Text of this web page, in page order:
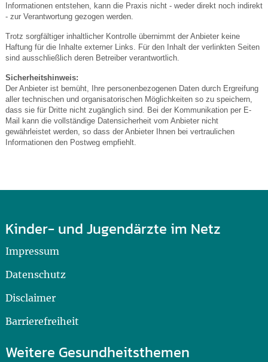
Informationen entstehen, kann die Praxis nicht - weder direkt noch indirekt
- zur Verantwortung gezogen werden.
Trotz sorgfältiger inhaltlicher Kontrolle übernimmt der Anbieter keine
Haftung für die Inhalte externer Links. Für den Inhalt der verlinkten Seiten
sind ausschließlich deren Betreiber verantwortlich.
Sicherheitshinweis:
Der Anbieter ist bemüht, Ihre personenbezogenen Daten durch Ergreifung
aller technischen und organisatorischen Möglichkeiten so zu speichern,
dass sie für Dritte nicht zugänglich sind. Bei der Kommunikation per E-
Mail kann die vollständige Datensicherheit vom Anbieter nicht
gewährleistet werden, so dass der Anbieter Ihnen bei vertraulichen
Informationen den Postweg empfiehlt.
Kinder- und Jugendärzte im Netz
Impressum
Datenschutz
Disclaimer
Barrierefreiheit
Weitere Gesundheitsthemen